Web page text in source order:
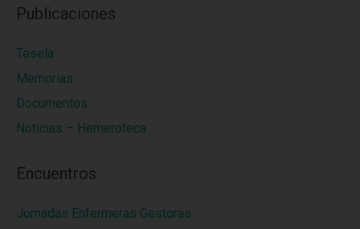
Publicaciones
Tesela
Memorias
Documentos
Noticias – Hemeroteca
Encuentros
Jornadas Enfermeras Gestoras